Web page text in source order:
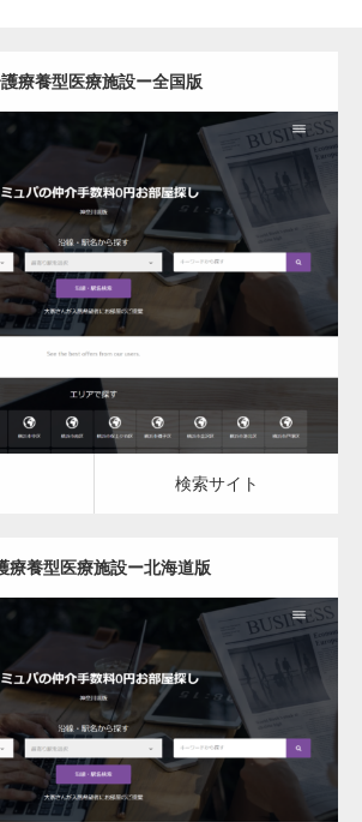
療養型医療施設ー全国版
更新日： 2023.03.09
介護療養型医療施設
索サイト
検索サイト
療養型医療施設ー北海道版
更新日： 2023.03.09
介護療養型医療施設
索サイト